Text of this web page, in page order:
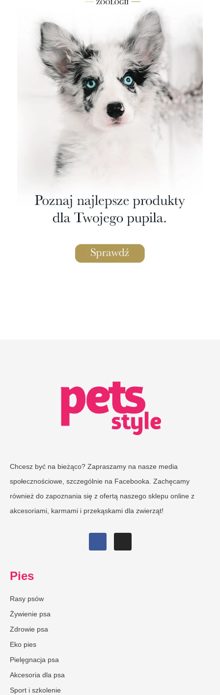
Chcesz być na bieżąco? Zapraszamy na nasze media
społecznościowe, szczególnie na Facebooka. Zachęcamy
również do zapoznania się z ofertą naszego sklepu online z
akcesoriami, karmami i przekąskami dla zwierząt!
Pies
Rasy psów
Żywienie psa
Zdrowie psa
Eko pies
Pielęgnacja psa
Akcesoria dla psa
Sport i szkolenie